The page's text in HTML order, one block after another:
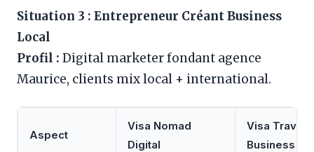
Situation 3 : Entrepreneur Créant Business
Local
Profil : Digital marketer fondant agence
Maurice, clients mix local + international.
Aspect
Visa Nomad
Digital
Visa Travail
Business